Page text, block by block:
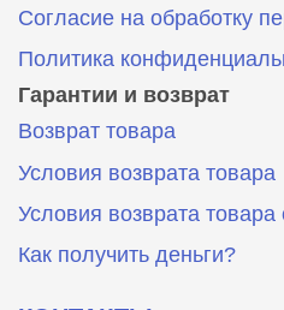
Согласие на обработку
Политика
Гарантии и возврат
Возврат товара
Условия возврата товара
Условия возврата товара
Как получить деньги?